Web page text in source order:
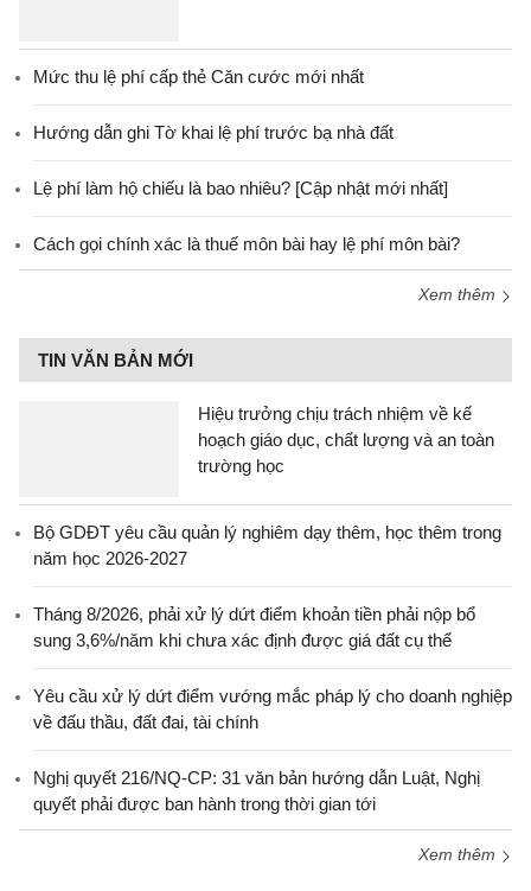
Mức thu lệ phí cấp thẻ Căn cước mới nhất
Hướng dẫn ghi Tờ khai lệ phí trước bạ nhà đất
Lệ phí làm hộ chiếu là bao nhiêu? [Cập nhật mới nhất]
Cách gọi chính xác là thuế môn bài hay lệ phí môn bài?
Xem thêm
TIN VĂN BẢN MỚI
Hiệu trưởng chịu trách nhiệm về kế
hoạch giáo dục, chất lượng và an toàn
trường học
Bộ GDĐT yêu cầu quản lý nghiêm dạy thêm, học thêm trong
năm học 2026-2027
Tháng 8/2026, phải xử lý dứt điểm khoản tiền phải nộp bổ
sung 3,6%/năm khi chưa xác định được giá đất cụ thể
Yêu cầu xử lý dứt điểm vướng mắc pháp lý cho doanh nghiệp
về đấu thầu, đất đai, tài chính
Nghị quyết 216/NQ-CP: 31 văn bản hướng dẫn Luật, Nghị
quyết phải được ban hành trong thời gian tới
Xem thêm